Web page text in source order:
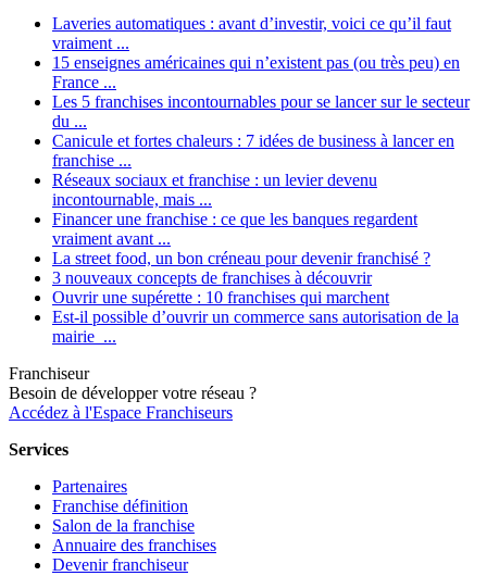
Laveries automatiques : avant d’investir, voici ce qu’il faut
vraiment ...
15 enseignes américaines qui n’existent pas (ou très peu) en
France ...
Les 5 franchises incontournables pour se lancer sur le secteur
du ...
Canicule et fortes chaleurs : 7 idées de business à lancer en
franchise ...
Réseaux sociaux et franchise : un levier devenu
incontournable, mais ...
Financer une franchise : ce que les banques regardent
vraiment avant ...
La street food, un bon créneau pour devenir franchisé ?
3 nouveaux concepts de franchises à découvrir
Ouvrir une supérette : 10 franchises qui marchent
Est-il possible d’ouvrir un commerce sans autorisation de la
mairie ...
Franchiseur
Besoin de développer votre réseau ?
Accédez à l'Espace Franchiseurs
Services
Partenaires
Franchise définition
Salon de la franchise
Annuaire des franchises
Devenir franchiseur